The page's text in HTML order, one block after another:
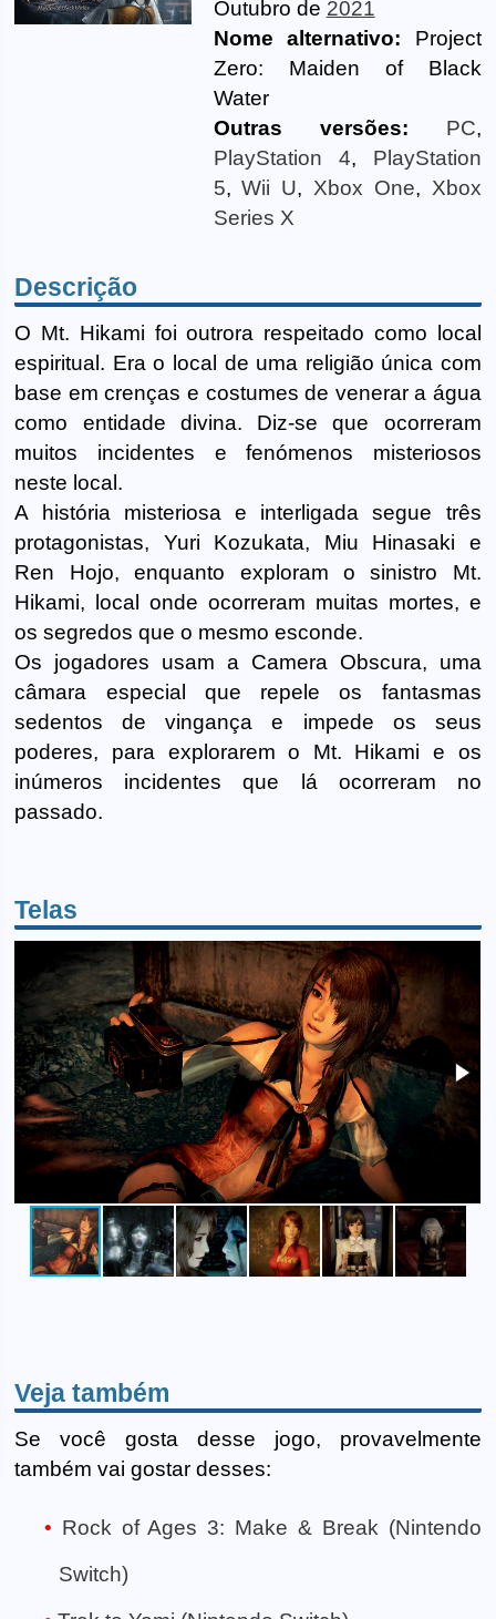
Outubro de 2021
Nome alternativo: Project
Zero: Maiden of Black
Water
Outras versões:
PC,
PlayStation 4, PlayStation
5,Wii U, Xbox One, Xbox
Series X
Descrição
O Mt. Hikami foi outrora respeitado como local
espiritual. Era o local de uma religião única com
base em crenças e costumes de venerar a água
como entidade divina. Diz-se que ocorreram
muitos incidentes e fenómenos misteriosos
neste local.
A história misteriosa e interligada segue três
protagonistas, Yuri Kozukata, Miu Hinasaki e
Ren Hojo, enquanto exploram o sinistro Mt.
Hikami, local onde ocorreram muitas mortes, e
os segredos que o mesmo esconde.
Os jogadores usam a Camera Obscura, uma
câmara especial que repele os fantasmas
sedentos de vingança e impede os seus
poderes, para explorarem o Mt. Hikami e os
inúmeros incidentes que lá ocorreram no
passado.
Telas
Veja também
Se você gosta desse jogo, provavelmente
também vai gostar desses:
Rock of Ages 3: Make & Break (Nintendo
Switch)